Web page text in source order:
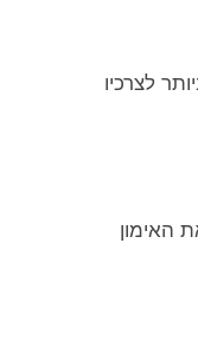
לצרכיו
האימון